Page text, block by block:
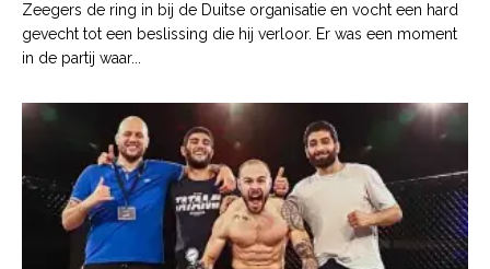
Zeegers de ring in bij de Duitse organisatie en vocht een hard
gevecht tot een beslissing die hij verloor. Er was een moment
in de partij waar...